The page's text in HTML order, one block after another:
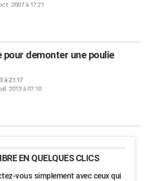
2007 à 17:21
pour demonter une poulie
à 21:17
2013 à 07:10
EN QUELQUES CLICS
vous simplement avec ceux qui